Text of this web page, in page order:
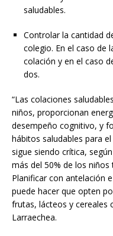
saludables.
Controlar la cantidad
colegio. En el caso de
colación y en el caso
dos.
“Las colaciones
niños, proporcionan
desempeño cognitivo, y
hábitos saludables para
sigue siendo crítica,
más del 50% de los
Planificar con antelación
puede hacer que opten
frutas, lácteos y cereales
Larraechea.